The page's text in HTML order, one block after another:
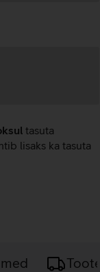
tasuta
lisaks ka tasuta